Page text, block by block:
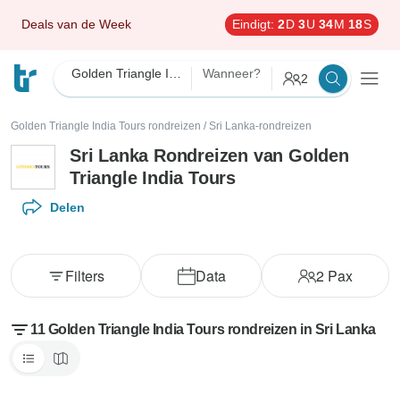
Deals van de Week Eindigt: 2D 3U 34M 17S
Wanneer? 2
Golden Triangle India Tours rondreizen / Sri Lanka-rondreizen
Sri Lanka Rondreizen van Golden
Triangle India Tours
Delen
Data 2 Pax
Filters
11 Golden Triangle India Tours rondreizen in Sri Lanka